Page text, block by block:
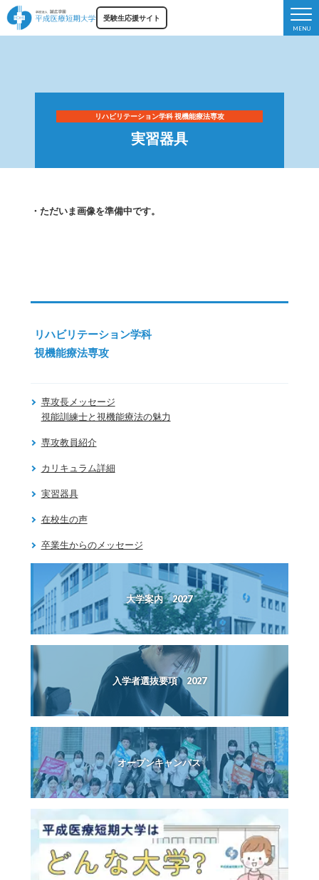
受験生応援サイト
リハビリテーション学科視機能療法専攻
実習器具
・ただいま画像を準備中です。
リハビリテーション学科
視機能療法専攻
専攻長メッセージ
視能訓練士と視機能療法の魅力
専攻教員紹介
カリキュラム詳細
実習器具
在校生の声
卒業生からのメッセージ
大学案内 2027
入学者選抜要項 2027
オープンキャンパス